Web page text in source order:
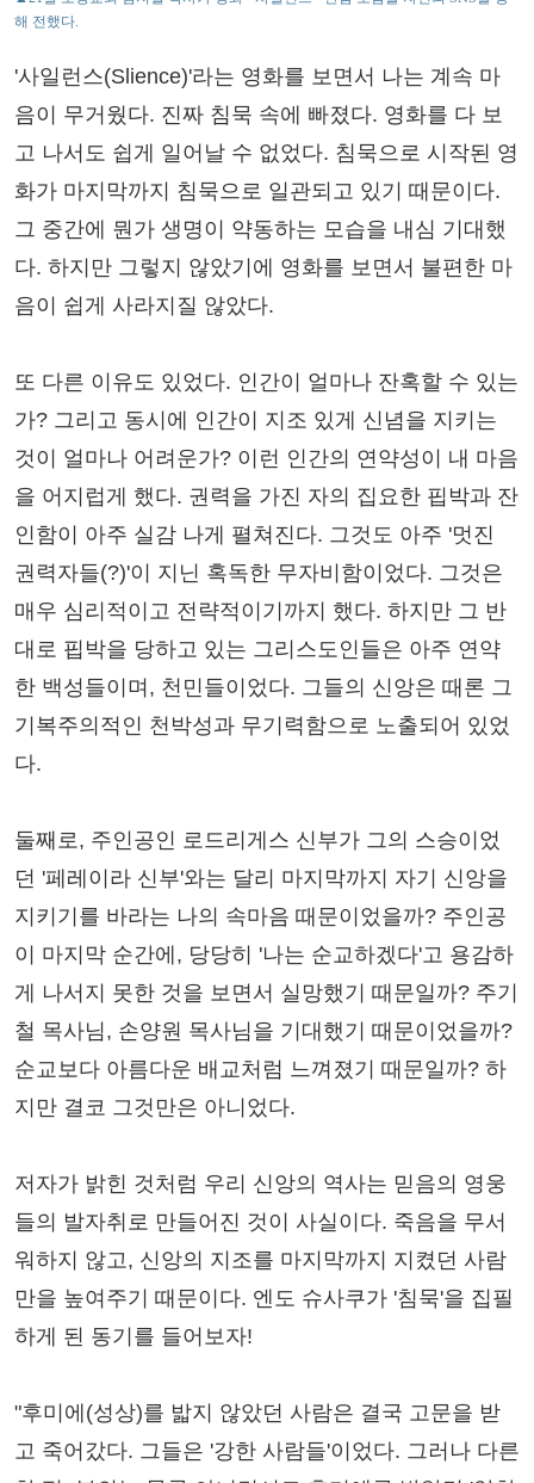
해 전했다.
'사일런스(Slience)'라는 영화를 보면서 나는 계속 마
음이 무거웠다. 진짜 침묵 속에 빠졌다. 영화를 다 보
고 나서도 쉽게 일어날 수 없었다. 침묵으로 시작된 영
화가 마지막까지 침묵으로 일관되고 있기 때문이다.
그 중간에 뭔가 생명이 약동하는 모습을 내심 기대했
다. 하지만 그렇지 않았기에 영화를 보면서 불편한 마
음이 쉽게 사라지질 않았다.
또 다른 이유도 있었다. 인간이 얼마나 잔혹할 수 있는
가? 그리고 동시에 인간이 지조 있게 신념을 지키는
것이 얼마나 어려운가? 이런 인간의 연약성이 내 마음
을 어지럽게 했다. 권력을 가진 자의 집요한 핍박과 잔
인함이 아주 실감 나게 펼쳐진다. 그것도 아주 '멋진
권력자들(?)'이 지닌 혹독한 무자비함이었다. 그것은
매우 심리적이고 전략적이기까지 했다. 하지만 그 반
대로 핍박을 당하고 있는 그리스도인들은 아주 연약
한 백성들이며, 천민들이었다. 그들의 신앙은 때론 그
기복주의적인 천박성과 무기력함으로 노출되어 있었
다.
둘째로, 주인공인 로드리게스 신부가 그의 스승이었
던 '페레이라 신부'와는 달리 마지막까지 자기 신앙을
지키기를 바라는 나의 속마음 때문이었을까? 주인공
이 마지막 순간에, 당당히 '나는 순교하겠다'고 용감하
게 나서지 못한 것을 보면서 실망했기 때문일까? 주기
철 목사님, 손양원 목사님을 기대했기 때문이었을까?
순교보다 아름다운 배교처럼 느껴졌기 때문일까? 하
지만 결코 그것만은 아니었다.
저자가 밝힌 것처럼 우리 신앙의 역사는 믿음의 영웅
들의 발자취로 만들어진 것이 사실이다. 죽음을 무서
워하지 않고, 신앙의 지조를 마지막까지 지켰던 사람
만을 높여주기 때문이다. 엔도 슈사쿠가 '침묵'을 집필
하게 된 동기를 들어보자!
"후미에(성상)를 밟지 않았던 사람은 결국 고문을 받
고 죽어갔다. 그들은 '강한 사람들'이었다. 그러나 다른